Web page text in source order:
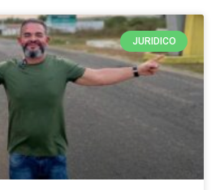
JURIDICO